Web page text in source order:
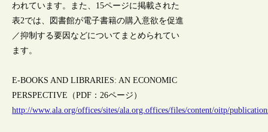
われています。また、15ページに掲載された
表2では、図書館が電子書籍の購入意欲を促進
／抑制する要因などについてまとめられてい
ます。
E-BOOKS AND LIBRARIES: AN ECONOMIC
PERSPECTIVE（PDF：26ページ）
http://www.ala.org/offices/sites/ala.org.offices/files/content/oitp/